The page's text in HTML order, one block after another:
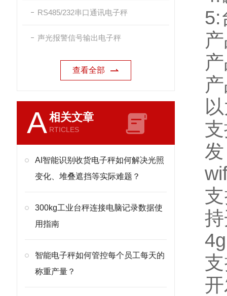
RS485/232串口通讯电子秤
声光报警信号输出电子秤
查看全部
A相关文章
RTICLES
AI智能识别收货电子秤如何解决光照
变化、堆叠遮挡等实际难题？
300kg工业台秤连接电脑记录数据使
用指南
智能电子秤如何管控每个员工每天的
称重产量？
5:
发
4g